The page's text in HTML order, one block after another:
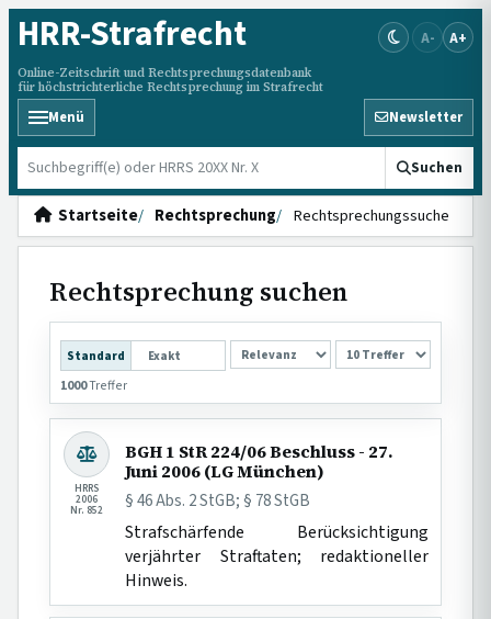
HRR-Strafrecht
Online-Zeitschrift und Rechtsprechungsdatenbank
für höchstrichterliche Rechtsprechung im Strafrecht
A- A+
Menü Newsletter
HRRS durchsuchen Suchen
Startseite Rechtsprechung Rechtsprechungssuche
Rechtsprechung suchen
Standard Exakt
SORTIERUNG
1000Treffer
HRRS
2006
Nr. 852
BGH 1 StR 224/06 Beschluss - 27.
Juni 2006 (LG München)
§ 46 Abs. 2 StGB; § 78 StGB
Strafschärfende Berücksichtigung
verjährter Straftaten; redaktioneller
Hinweis.